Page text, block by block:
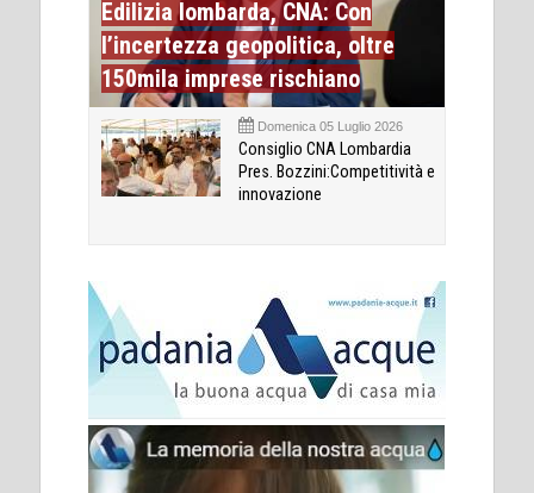
Edilizia lombarda, CNA: Con
l’incertezza geopolitica, oltre
150mila imprese rischiano
Domenica 05 Luglio 2026
Consiglio CNA Lombardia
Pres. Bozzini:Competitività e
innovazione